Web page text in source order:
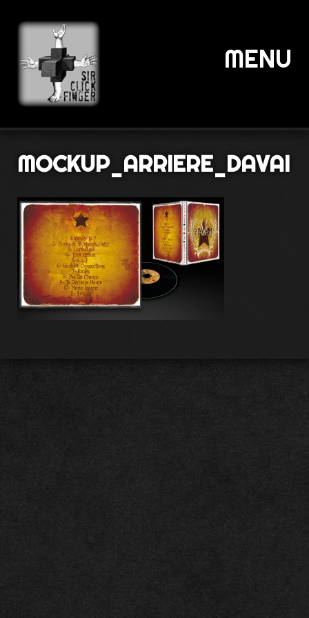
MENU
MOCKUP_ARRIERE_DAVAI